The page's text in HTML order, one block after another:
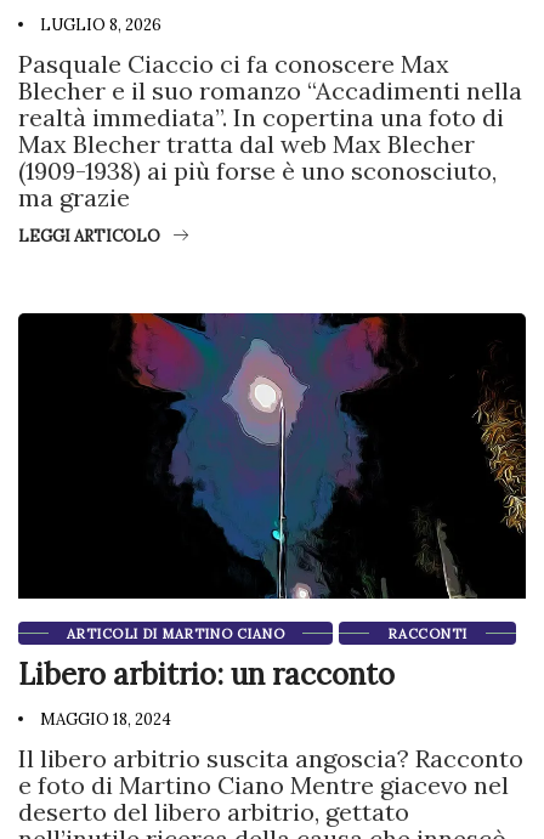
LUGLIO 8, 2026
Pasquale Ciaccio ci fa conoscere Max
Blecher e il suo romanzo “Accadimenti nella
realtà immediata”. In copertina una foto di
Max Blecher tratta dal web Max Blecher
(1909-1938) ai più forse è uno sconosciuto,
ma grazie
LEGGI ARTICOLO
ARTICOLI DI MARTINO CIANO RACCONTI
Libero arbitrio: un racconto
MAGGIO 18, 2024
Il libero arbitrio suscita angoscia? Racconto
e foto di Martino Ciano Mentre giacevo nel
deserto del libero arbitrio, gettato